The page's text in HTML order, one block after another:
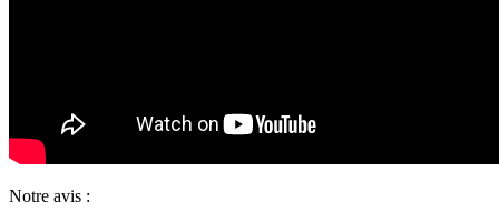
Notre avis :